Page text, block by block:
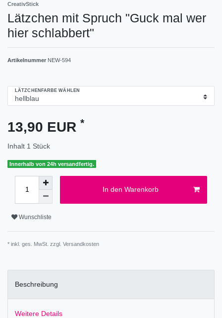
CreativStick
Lätzchen mit Spruch "Guck mal wer
hier schlabbert"
Artikelnummer NEW-594
LÄTZCHENFARBE WÄHLEN
13,90 EUR *
Inhalt 1 Stück
Innerhalb von 24h versandfertig.
In den Warenkorb
Wunschliste
* inkl. ges. MwSt. zzgl. Versandkosten
Beschreibung
Weitere Details